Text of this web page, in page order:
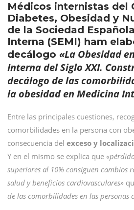
Médicos internistas del
Diabetes, Obesidad y
de la Sociedad
Interna (SEMI) ham
decálogo «La Obesidad
Interna del Siglo XXI.
decálogo de las
la obesidad en Medicina
Entre las principales cuestiones,
comorbilidades en la persona con
consecuencia del exceso y
Y en el mismo se explica que
superiores al 10% consiguen cambios
salud y beneficios cardiovasculares»
de las comorbilidades en las personas